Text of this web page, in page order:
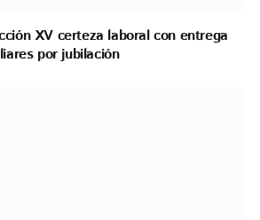
XV certeza laboral con entrega
por jubilación